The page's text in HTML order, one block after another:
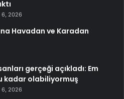
6, 2026
Havadan ve Karadan
gerçeği açıkladı: Em
kadar olabiliyormuş
6, 2026